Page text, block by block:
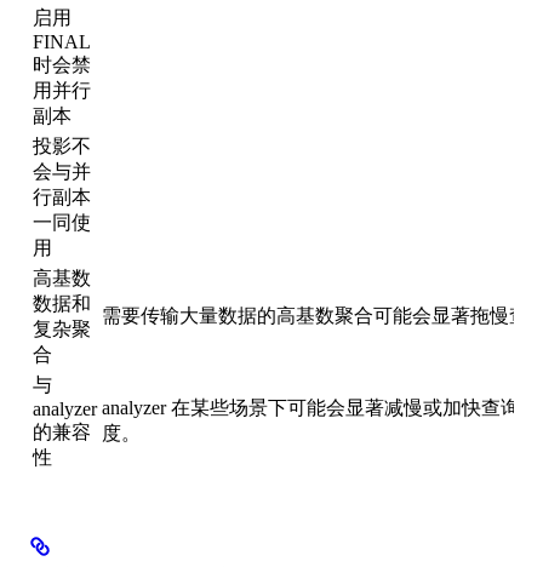
启用
FINAL
时会禁
用并行
副本
投影不
会与并
行副本
一同使
用
高基数
数据和
复杂聚
合
需要传输大量数据的高基数聚合可能会显著拖慢查
与
analyzer
的兼容
性
analyzer 在某些场景下可能会显著减慢或加快查询
度。